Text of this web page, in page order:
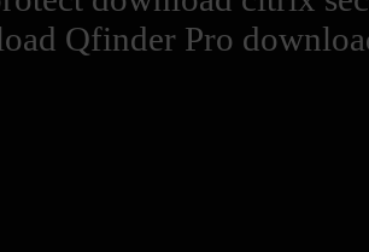
Qfinder Pro